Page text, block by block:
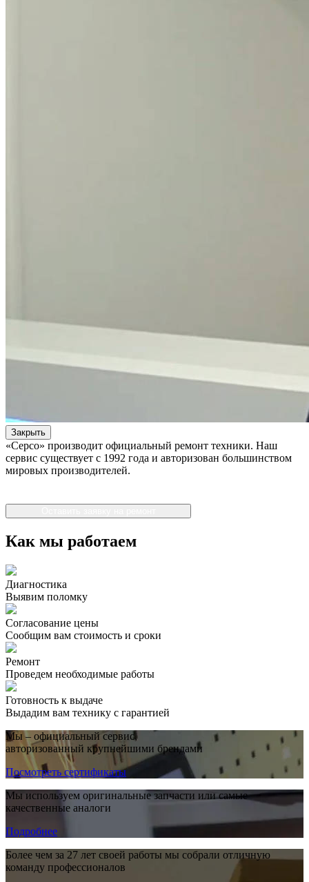
Закрыть
«Серсо» производит официальный ремонт техники. Наш
сервис существует с 1992 года и авторизован большинством
мировых производителей.
Как мы работаем
Диагностика
Выявим поломку
Согласование цены
Сообщим вам стоимость и сроки
Ремонт
Проведем необходимые работы
Готовность к выдаче
Выдадим вам технику с гарантией
Мы – официальный сервис,
авторизованный крупнейшими брендами
Посмотреть сертификаты
Мы используем оригинальные запчасти или самые
качественные аналоги
Подробнее
Более чем за 27 лет своей работы мы собрали отличную
команду профессионалов